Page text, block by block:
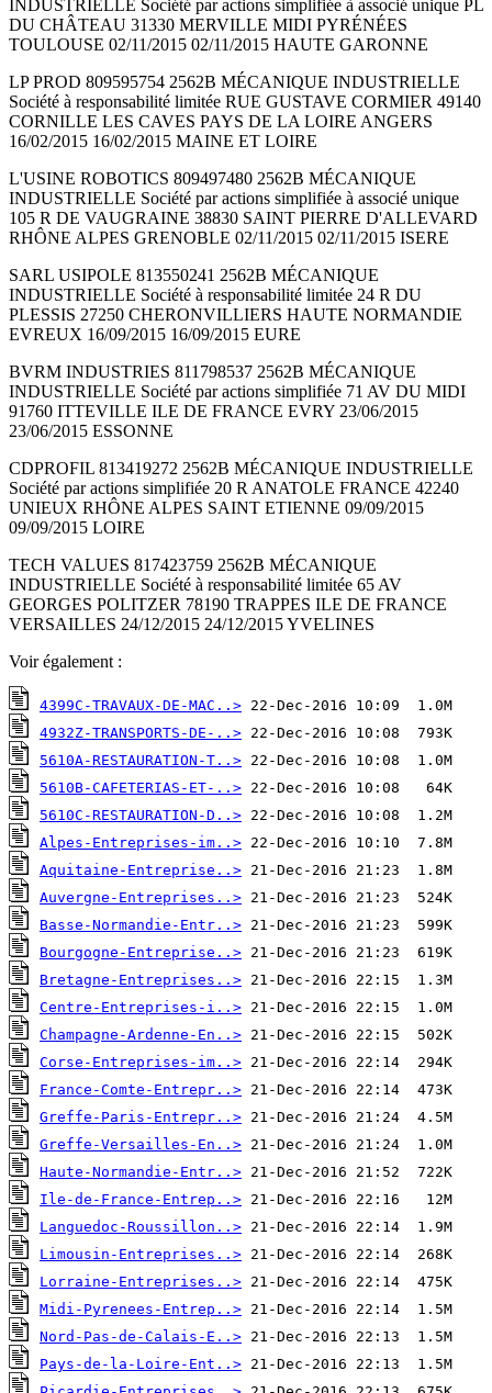
INDUSTRIELLE Société par actions simplifiée à associé unique PL
DU CHÂTEAU 31330 MERVILLE MIDI PYRÉNÉES
TOULOUSE 02/11/2015 02/11/2015 HAUTE GARONNE
LP PROD 809595754 2562B MÉCANIQUE INDUSTRIELLE
Société à responsabilité limitée RUE GUSTAVE CORMIER 49140
CORNILLE LES CAVES PAYS DE LA LOIRE ANGERS
16/02/2015 16/02/2015 MAINE ET LOIRE
L'USINE ROBOTICS 809497480 2562B MÉCANIQUE
INDUSTRIELLE Société par actions simplifiée à associé unique
105 R DE VAUGRAINE 38830 SAINT PIERRE D'ALLEVARD
RHÔNE ALPES GRENOBLE 02/11/2015 02/11/2015 ISERE
SARL USIPOLE 813550241 2562B MÉCANIQUE
INDUSTRIELLE Société à responsabilité limitée 24 R DU
PLESSIS 27250 CHERONVILLIERS HAUTE NORMANDIE
EVREUX 16/09/2015 16/09/2015 EURE
BVRM INDUSTRIES 811798537 2562B MÉCANIQUE
INDUSTRIELLE Société par actions simplifiée 71 AV DU MIDI
91760 ITTEVILLE ILE DE FRANCE EVRY 23/06/2015
23/06/2015 ESSONNE
CDPROFIL 813419272 2562B MÉCANIQUE INDUSTRIELLE
Société par actions simplifiée 20 R ANATOLE FRANCE 42240
UNIEUX RHÔNE ALPES SAINT ETIENNE 09/09/2015
09/09/2015 LOIRE
TECH VALUES 817423759 2562B MÉCANIQUE
INDUSTRIELLE Société à responsabilité limitée 65 AV
GEORGES POLITZER 78190 TRAPPES ILE DE FRANCE
VERSAILLES 24/12/2015 24/12/2015 YVELINES
Voir également :
4399C-TRAVAUX-DE-MAC..>
4932Z-TRANSPORTS-DE-..>
5610A-RESTAURATION-T..>
5610B-CAFETERIAS-ET-..>
5610C-RESTAURATION-D..>
Alpes-Entreprises-im..>
Aquitaine-Entreprise..>
Auvergne-Entreprises..>
Basse-Normandie-Entr..>
Bourgogne-Entreprise..>
Bretagne-Entreprises..>
Centre-Entreprises-i..>
Champagne-Ardenne-En..>
Corse-Entreprises-im..>
France-Comte-Entrepr..>
Greffe-Paris-Entrepr..>
Greffe-Versailles-En..>
Haute-Normandie-Entr..>
Ile-de-France-Entrep..>
Languedoc-Roussillon..>
Limousin-Entreprises..>
Lorraine-Entreprises..>
Midi-Pyrenees-Entrep..>
Nord-Pas-de-Calais-E..>
Pays-de-la-Loire-Ent..>